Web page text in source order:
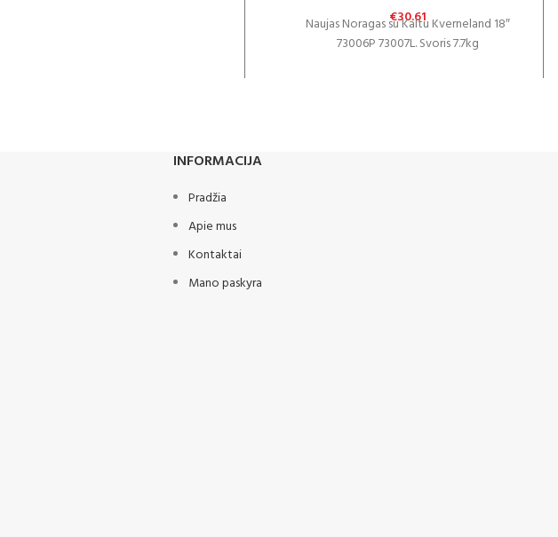
€30.61
Naujas Noragas su Kaltu Kverneland 18″
73006P 73007L. Svoris 7.7kg
INFORMACIJA
Pradžia
Apie mus
Kontaktai
Mano paskyra